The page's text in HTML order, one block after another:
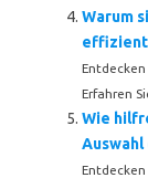
Warum
Erfahren
Wie